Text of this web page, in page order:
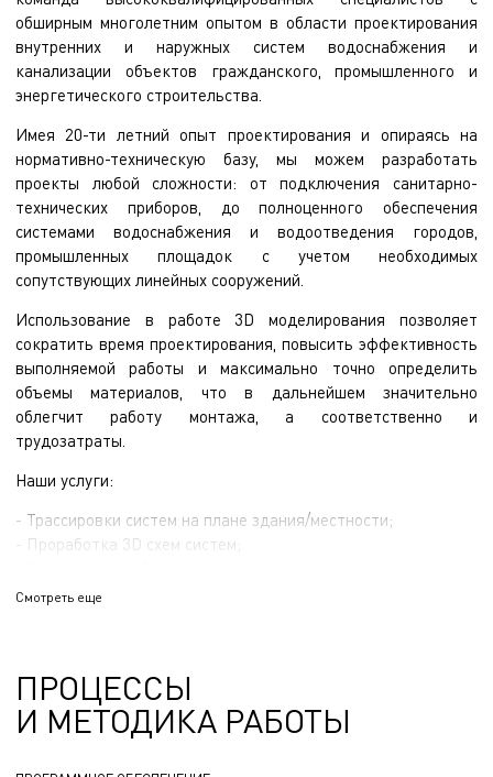
обширным многолетним опытом в области проектирования
внутренних и наружных систем водоснабжения и
канализации объектов гражданского, промышленного и
энергетического строительства.
Имея 20-ти летний опыт проектирования и опираясь на
нормативно-техническую базу, мы можем разработать
проекты любой сложности: от подключения санитарно-
технических приборов, до полноценного обеспечения
системами водоснабжения и водоотведения городов,
промышленных площадок с учетом необходимых
сопутствующих линейных сооружений.
Использование в работе 3D моделирования позволяет
сократить время проектирования, повысить эффективность
выполняемой работы и максимально точно определить
объемы материалов, что в дальнейшем значительно
облегчит работу монтажа, а соответственно и
трудозатраты.
Наши услуги:
- Трассировки систем на плане здания/местности;
- Проработка 3D схем систем;
систем;
- Расчет РЧВ, регулирующих, аккумулирующих и
противопожарных резервуаров;
- Расчет инфильтрационных полей и фильтрующих прудов.
Смотреть еще
ПРОЦЕССЫ
И МЕТОДИКА РАБОТЫ